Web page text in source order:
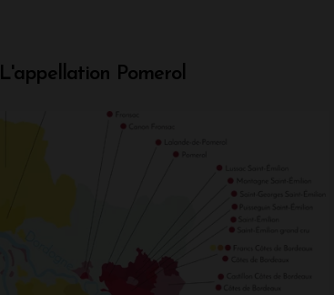
L'appellation Pomerol